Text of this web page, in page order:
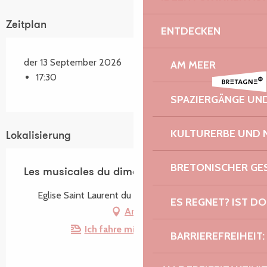
ENTDECKEN
AM MEER
SPAZIERGÄNGE
KULTURERBE UND
BRETONISCHER
ES REGNET? IST
Zeitplan
der 13 September 2026
17:30
Lokalisierung
Les musicales du dimanche
Eglise Saint Laurent du Bourg, 22730 Trégastel
Anfahrt
Ich fahre mit dem Zug hin!